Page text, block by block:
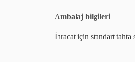
Ambalaj bilgileri
İhracat için standart tahta